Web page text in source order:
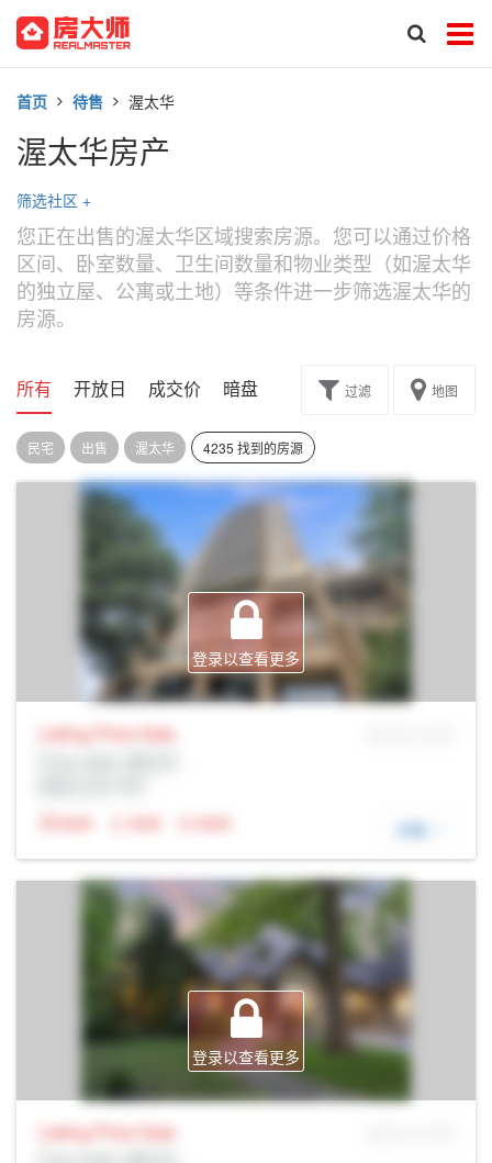
首页 待售 渥太华
渥太华房产
筛选社区 +
您正在出售的渥太华区域搜索房源。您可以通过价格
区间、卧室数量、卫生间数量和物业类型（如渥太华
的独立屋、公寓或土地）等条件进一步筛选渥太华的
房源。
所有 开放日 成交价 暗盘 楼花转让过滤 地图
民宅 出售 渥太华 4235 找到的房源
登录以查看更多
Listing Price Sale
N/A
N/A N/A 详细
登录以查看更多
Listing Price Sale